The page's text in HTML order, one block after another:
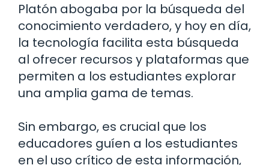
Platón abogaba por la búsqueda del
conocimiento verdadero, y hoy en día,
la tecnología facilita esta búsqueda
al ofrecer recursos y plataformas que
permiten a los estudiantes explorar
una amplia gama de temas.
Sin embargo, es crucial que los
educadores guíen a los estudiantes
en el uso crítico de esta información,